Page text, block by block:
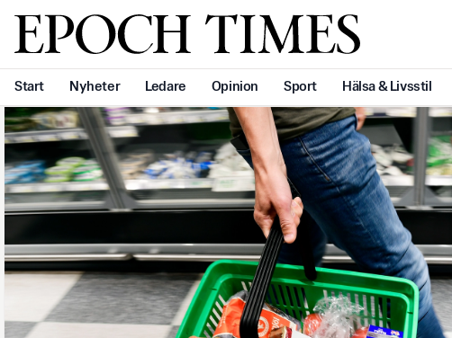
Svenska Epoch Times
Start Nyheter Ledare Opinion Sport Hälsa & Livsstil